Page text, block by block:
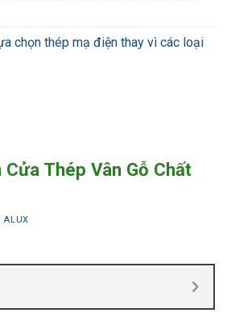
chọn thép mạ điện thay vì các loại
Cửa Thép Vân Gỗ Chất
ALUX